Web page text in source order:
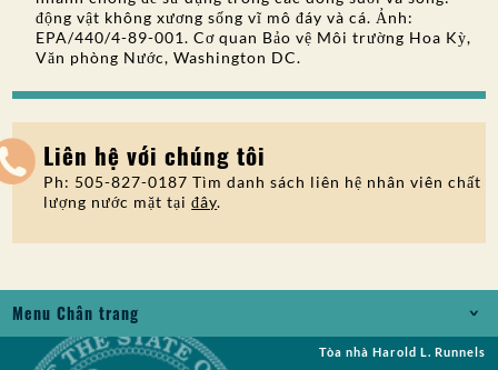
động vật không xương sống vĩ mô đáy và cá. Ảnh:
EPA/440/4-89-001. Cơ quan Bảo vệ Môi trường Hoa Kỳ,
Văn phòng Nước, Washington DC.
Liên hệ với chúng tôi
Ph: 505-827-0187 Tìm danh sách liên hệ nhân viên chất
lượng nước mặt tạiđây.
Menu Chân trang
Jobs
Tòa nhà Harold L. Runnels